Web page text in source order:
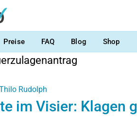
Preise FAQ Blog Shop
Rudolph
im Visier: Klagen